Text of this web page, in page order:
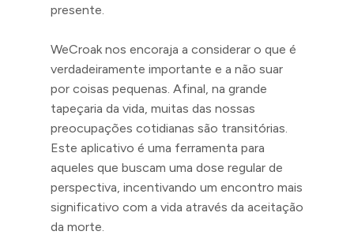
presente.
WeCroak nos encoraja a considerar o que é
verdadeiramente importante e a não suar
por coisas pequenas. Afinal, na grande
tapeçaria da vida, muitas das nossas
preocupações cotidianas são transitórias.
Este aplicativo é uma ferramenta para
aqueles que buscam uma dose regular de
perspectiva, incentivando um encontro mais
significativo com a vida através da aceitação
da morte.